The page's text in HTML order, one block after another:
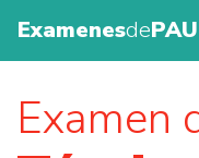
ExamenesdePAU
Examen